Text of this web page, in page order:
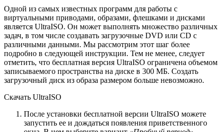
Одной из самых известных программ для работы с
виртуальными приводами, образами, флешками и дисками
является UltraISO. Он может выполнять множество различных
задач, в том числе создавать загрузочные DVD или CD с
различными данными. Мы рассмотрим этот шаг более
подробно в следующей инструкции. Тем не менее, следует
отметить, что бесплатная версия UltraISO ограничена объемом
записываемого пространства на диске в 300 МБ. Создать
загрузочный диск из образа размером больше невозможно.
Скачать UltraISO
После установки бесплатной версии UltraISO можете
запустить ее и дождаться появления приветственного